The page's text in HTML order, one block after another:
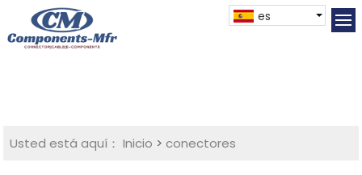
es
Usted está aquí： Inicio >conectores